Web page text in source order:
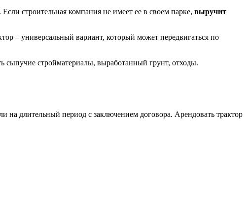
строительная компания не имеет ее в своем парке, выручит
– универсальный вариант, который может передвигаться по
сыпучие стройматериалы, выработанный грунт, отходы.
на длительный период с заключением договора. Арендовать трактор